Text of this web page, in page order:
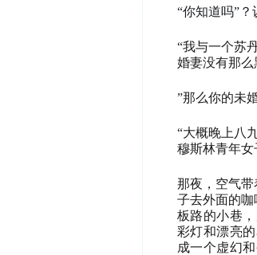
“你知道吗”
“我与一个苏
婚妻没有那么
”那么你的未
“大概晚上八
穆斯林青年女
那夜，空气
子去外面的咖
板路的小巷
彩灯和漂亮
成一个虚幻